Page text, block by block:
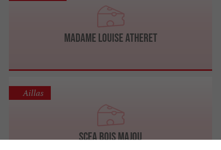
Madame Louise ATHERET
SCEA Bois majou
Aillas